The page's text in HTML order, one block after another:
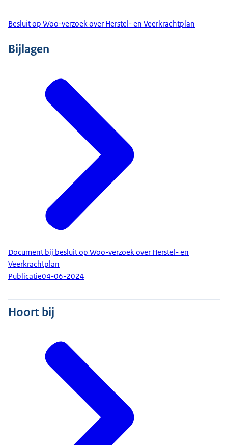
Besluit op Woo-verzoek over Herstel- en Veerkrachtplan
Bijlagen
Document bij besluit op Woo-verzoek over Herstel- en
Veerkrachtplan
Publicatie04-06-2024
Hoort bij